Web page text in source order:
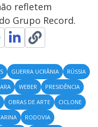
refletem
Grupo Record.
GUERRA UCRÂNIA
RÚSSIA
WEBER
PRESIDÊNCIA
OBRAS DE ARTE
CICLONE
RODOVIA